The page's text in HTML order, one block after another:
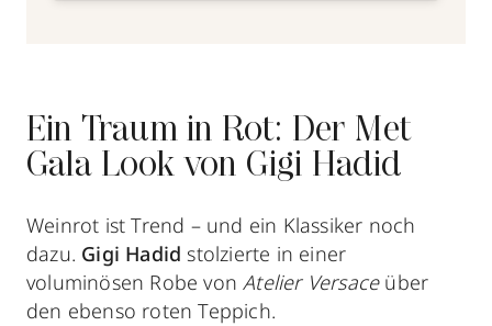
Ein Traum in Rot: Der Met
Gala Look von Gigi Hadid
Weinrot ist Trend – und ein Klassiker noch
dazu. Gigi Hadid stolzierte in einer
voluminösen Robe vonAtelier Versaceüber
den ebenso roten Teppich.